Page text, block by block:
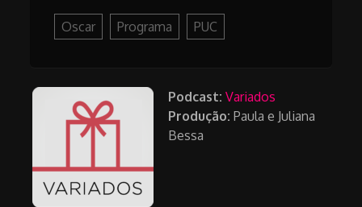
Oscar Programa PUC
Podcast: Variados
Produção: Paula e Juliana
Bessa